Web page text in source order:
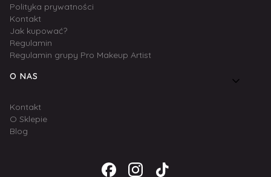
Polityka prywatności
Kontakt
Jak kupować?
Regulamin
Regulamin grupy Pro Makeup Artist
O NAS
Kontakt
O Sklepie
Blog